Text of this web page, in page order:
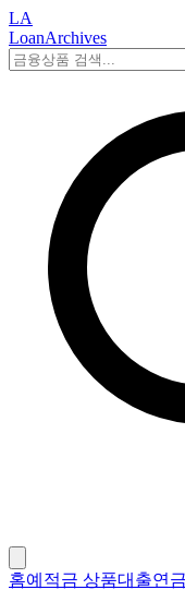
LA
LoanArchives
홈예적금 상품대출연